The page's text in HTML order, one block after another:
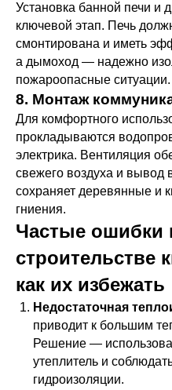
Установка банной печи
ключевой этап. Печь
смонтирована и иметь
а дымоход — надежно
пожароопасные ситуации.
8. Монтаж
Для комфортного
прокладываются
электрика. Вентиляция
свежего воздуха и вывод
сохраняет деревянные и
гниения.
Частые ошибки
строительстве
как их избежать
Недостаточная
приводит к большим
Решение —
утеплитель и
гидроизоляции.